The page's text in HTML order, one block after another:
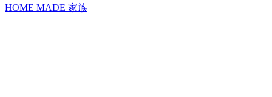
HOME MADE 家族